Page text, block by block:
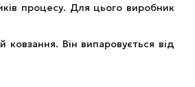
процесу. Для цього виробник
Він випаровується від